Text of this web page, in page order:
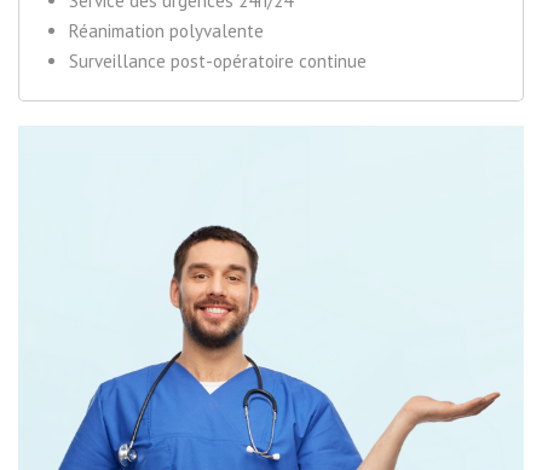
Réanimation polyvalente
Surveillance post-opératoire continue